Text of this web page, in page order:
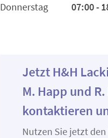
Donnerstag
07:00 -
Jetzt H&H
M. Happ und
kontaktieren
Nutzen Sie jetzt